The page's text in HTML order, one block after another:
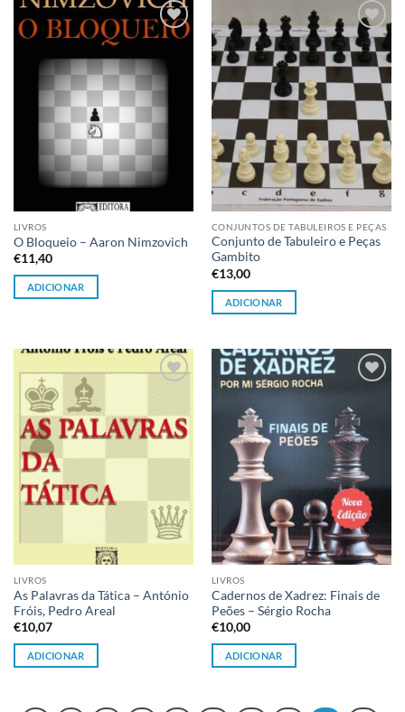
Adicionar
LIVROS
O Bloqueio – Aaron Nimzovich
€11,40
ADICIONAR
Adicionar
à lista de
desejos
CONJUNTOS DE TABULEIROS E PEÇAS
Conjunto de Tabuleiro e Peças
Gambito
€13,00
ADICIONAR
Adicionar
à lista de
desejos
LIVROS
As Palavras da Tática – António
Fróis, Pedro Areal
€10,07
ADICIONAR
à lista de
desejos
LIVROS
Cadernos de Xadrez: Finais de
Peões – Sérgio Rocha
€10,00
ADICIONAR